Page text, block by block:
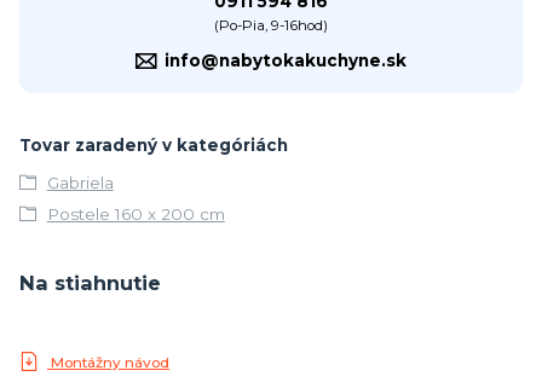
(Po-Pia, 9-16hod)
info@nabytokakuchyne.sk
Tovar zaradený v kategóriách
Gabriela
Postele 160 x 200 cm
Na stiahnutie
Montážny návod